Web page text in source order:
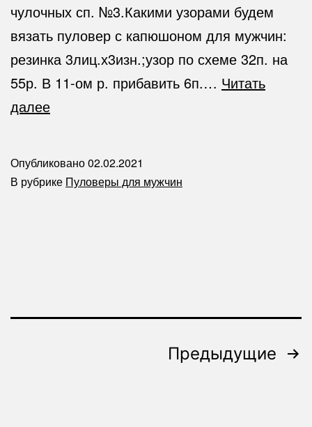
чулочных сп. №3.Какими узорами будем
вязать пуловер с капюшоном для мужчин:
резинка 3лиц.х3изн.;узор по схеме 32п. на
55р. В 11-ом р. прибавить 6п.… Читать
далееМолодежный
капюшоном-
Опубликовано02.02.2021
В рубрике Пуловеры для мужчин
Предыдущие